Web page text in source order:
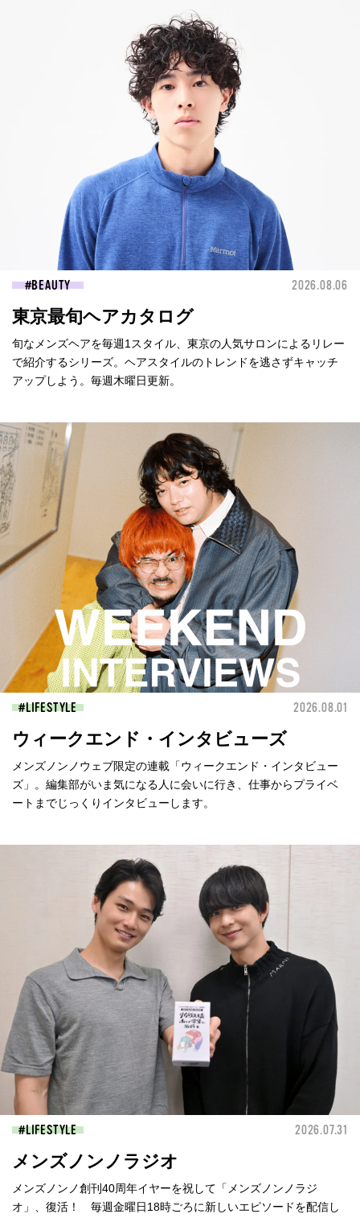
BEAUTY 2026.08.06
東京最旬ヘアカタログ
旬なメンズヘアを毎週1スタイル、東京の人気サロンによるリレー
で紹介するシリーズ。ヘアスタイルのトレンドを逃さずキャッチ
アップしよう。毎週木曜日更新。
LIFESTYLE 2026.08.01
ウィークエンド・インタビューズ
メンズノンノウェブ限定の連載「ウィークエンド・インタビュー
ズ」。編集部がいま気になる人に会いに行き、仕事からプライベ
ートまでじっくりインタビューします。
LIFESTYLE 2026.07.31
メンズノンノラジオ
メンズノンノ創刊40周年イヤーを祝して「メンズノンノラジ
オ」、復活！ 毎週金曜日18時ごろに新しいエピソードを配信し